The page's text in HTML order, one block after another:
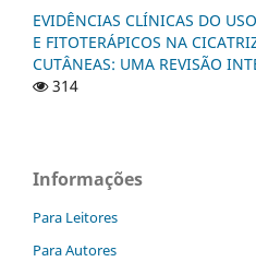
EVIDÊNCIAS CLÍNICAS DO
E FITOTERÁPICOS NA
CUTÂNEAS: UMA REVISÃO
314
Informações
Para Leitores
Para Autores